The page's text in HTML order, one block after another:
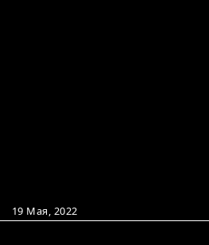
19 Мая, 2022